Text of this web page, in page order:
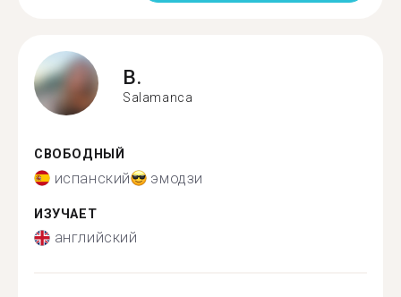
B.
Salamanca
СВОБОДНЫЙ
испанский эмодзи
ИЗУЧАЕТ
английский